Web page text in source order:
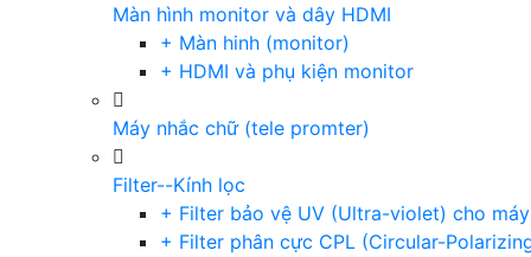
Màn hình monitor và dây HDMI
+ Màn hinh (monitor)
+ HDMI và phụ kiện monitor
Máy nhắc chữ (tele promter)
Filter--Kính lọc
+ Filter bảo vệ UV (Ultra-violet) cho
+ Filter phân cực CPL (Circular-